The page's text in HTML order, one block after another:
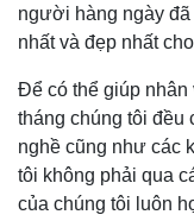
người hàng ngày
nhất và đẹp nhất
Để có thể giúp nhân
tháng chúng tôi đều
nghề cũng như các
tôi không phải qua
của chúng tôi luôn